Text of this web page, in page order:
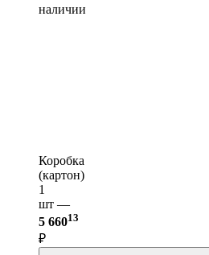
наличии
Коробка
(картон)
1
шт —
5 66013
₽